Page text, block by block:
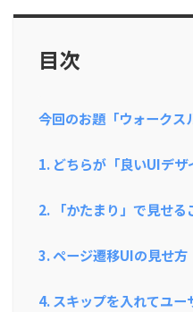
目次
今回のお題「ウォークス
1. どちらが「良いUIデザ
2. 「かたまり」で見せる
3. ページ遷移UIの見せ方
4. スキップを入れてユ